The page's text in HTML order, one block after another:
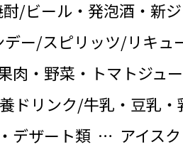
ビール・発泡酒・新
デー/スピリッツ/リキュ
・野菜・トマトジュ
ドリンク/牛乳・豆乳
デザート類 … アイス